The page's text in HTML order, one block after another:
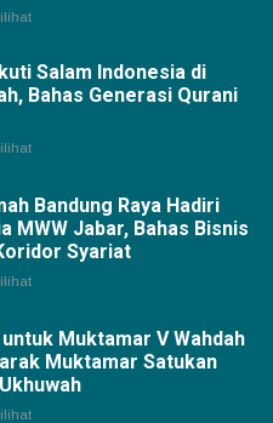
Salam Indonesia di
Bahas Generasi Qurani
Bandung Raya Hadiri
MWW Jabar, Bahas Bisnis
Syariat
Muktamar V Wahdah
Muktamar Satukan